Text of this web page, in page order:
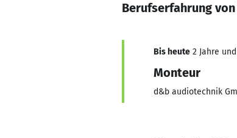
Berufserfahrung
Bis heute 2 Jahre
Monteur
d&b audiotechnik